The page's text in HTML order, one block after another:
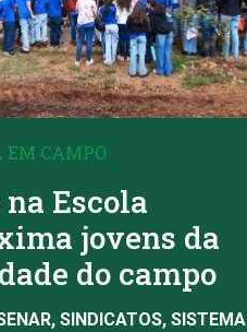
EM CAMPO
Escola
jovens da
do campo
SINDICATOS, SISTEMA